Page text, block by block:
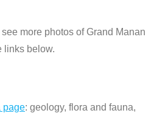
more photos of Grand Manan
links below.
page: geology, flora and fauna,